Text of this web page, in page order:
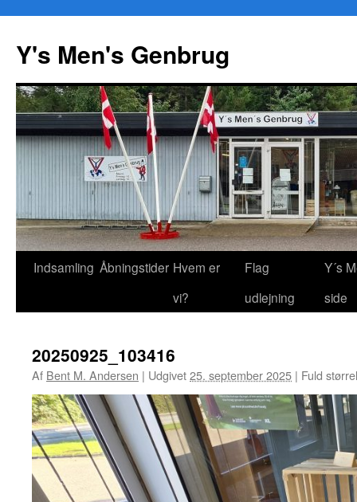
Y's Men's Genbrug
Hop
Indsamling Åbningstider Hvem er
vi?
Flag
udlejning
Y´s
side
20250925_103416
Af Bent M. Andersen | Udgivet25. september 2025 | Fuld